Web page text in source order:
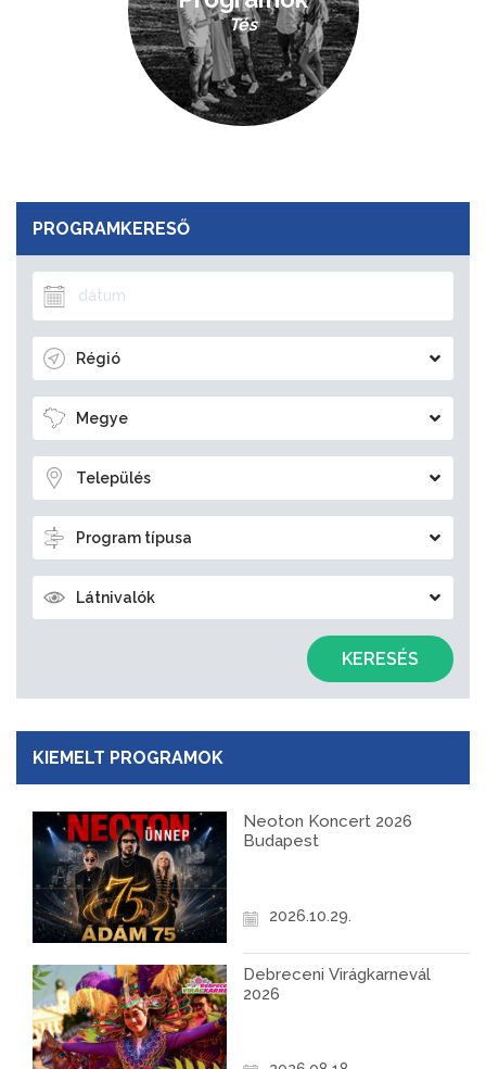
PROGRAMKERESŐ
Régió
Megye
Település
Program típusa
Látnivalók
KERESÉS
KIEMELT PROGRAMOK
Neoton Koncert 2026
Budapest
2026.10.29.
Debreceni Virágkarnevál
2026
Tés